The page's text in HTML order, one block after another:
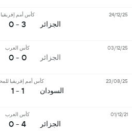
الجزائر
كأس أمم إفريقيا
3 - 0
24/12/25
الجزائر
كأس العرب
0 - 0
03/12/25
السودان
كأس أمم إفريقيا
1 - 1
23/08/25
الجزائر
كأس العرب
4 - 0
01/12/21